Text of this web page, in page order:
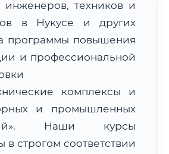
км
ФИС ФРДО
инженеров, техников и
в Нукусе и других
программы повышения
и профессиональной
комплексы и
и промышленных
Наши курсы
в строгом соответствии